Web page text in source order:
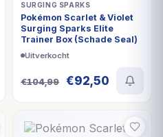
SURGING SPARKS
Pokémon Scarlet & Violet
Surging Sparks Elite
Trainer Box (Schade Seal)
Uitverkocht
€104,99
Oorspronkelijke
€104,99.
€92,50 Huidige
€92,50.
UITVERKOCHT